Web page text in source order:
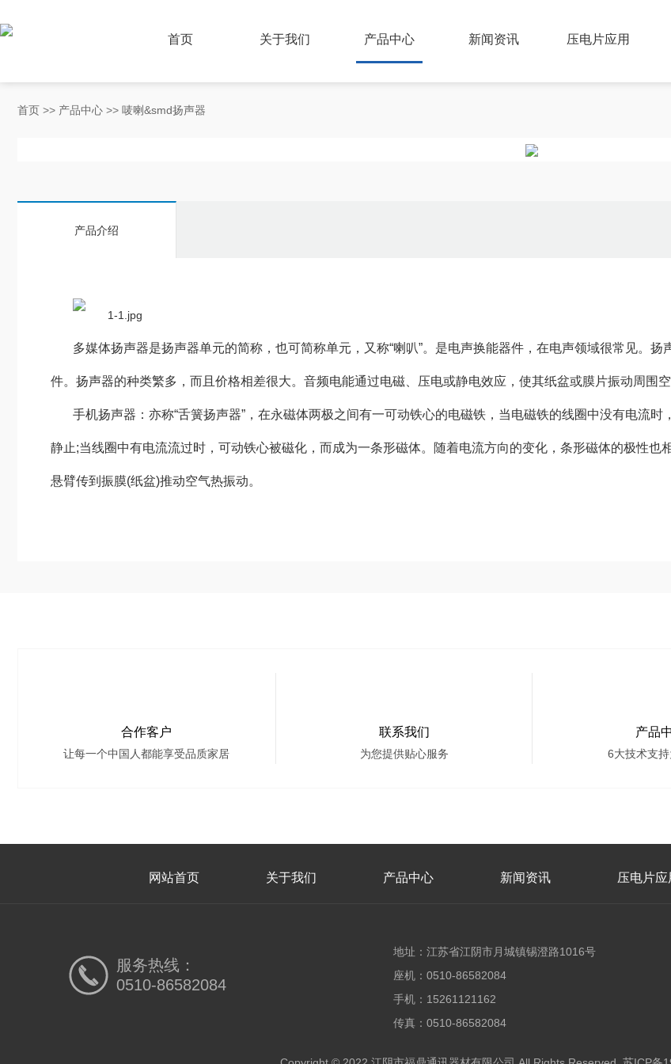
首页 关于我们 产品中心 新闻资讯 压电片应用
首页 >> 产品中心 >> 唛喇&smd扬声器
产品介绍
多媒体扬声器是扬声器单元的简称，也可简称单元，又称“喇叭”。是电声换能器件，在电声领域很常见。
件。扬声器的种类繁多，而且价格相差很大。音频电能通过电磁、压电或静电效应，使其纸盆或膜片振动周围空
手机扬声器：亦称“舌簧扬声器”，在永磁体两极之间有一可动铁心的电磁铁，当电磁铁的线圈中没有电流
静止;当线圈中有电流流过时，可动铁心被磁化，而成为一条形磁体。随着电流方向的变化，条形磁体的极性
悬臂传到振膜(纸盆)推动空气热振动。
合作客户
让每一个中国人都能享受品质家居
联系我们
为您提供贴心服务
产品
6大技术支
网站首页 关于我们 产品中心 新闻资讯 压电片应
服务热线：
0510-86582084
地址：江苏省江阴市月城镇锡澄路1016号
座机：0510-86582084
手机：15261121162
传真：0510-86582084